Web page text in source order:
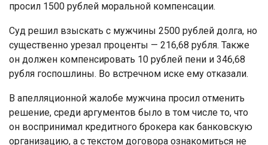
просил 1500 рублей моральной компенсации.
Суд решил взыскать с мужчины 2500 рублей долга, но
существенно урезал проценты — 216,68 рубля. Также
он должен компенсировать 10 рублей пени и 346,68
рубля госпошлины. Во встречном иске ему отказали.
В апелляционной жалобе мужчина просил отменить
решение, среди аргументов было в том числе то, что
он воспринимал кредитного брокера как банковскую
организацию, а с текстом договора ознакомиться не